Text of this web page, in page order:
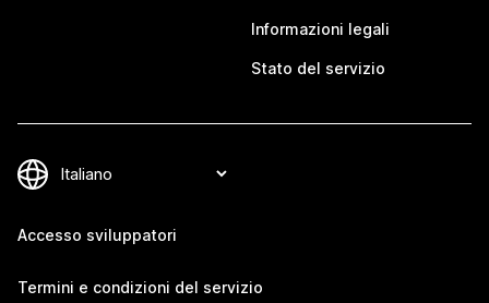
Informazioni legali
Stato del servizio
Accesso sviluppatori
Termini e condizioni del servizio